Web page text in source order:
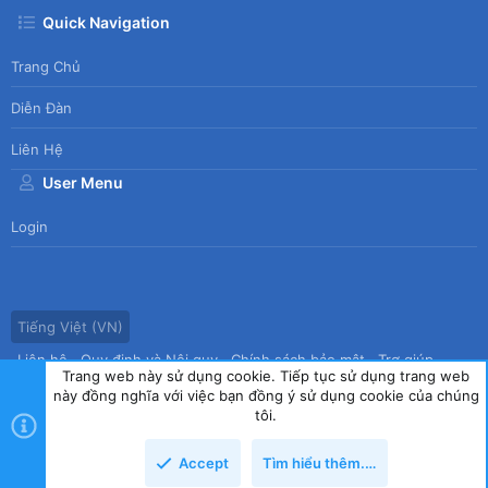
Quick Navigation
Trang Chủ
Diễn Đàn
Liên Hệ
User Menu
Login
Tiếng Việt (VN)
Liên hệ
Quy định và Nội quy Chính sách bảo mật
Trợ giúp
Trang chủ
R
copyright by Tin học Thế hệ mới
Trang web này sử dụng cookie. Tiếp tục sử dụng trang web
này đồng nghĩa với việc bạn đồng ý sử dụng cookie của chúng
tôi.
Accept Tìm hiểu thêm.…